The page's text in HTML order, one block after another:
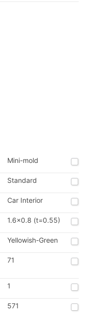
Mini-mold
Standard
Car Interior
1.6x0.8 (t=0.55)
Yellowish-Green
71
1
571